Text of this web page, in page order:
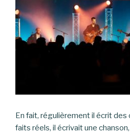
En fait, régulièrement il écrit des
faits réels, il écrivait une